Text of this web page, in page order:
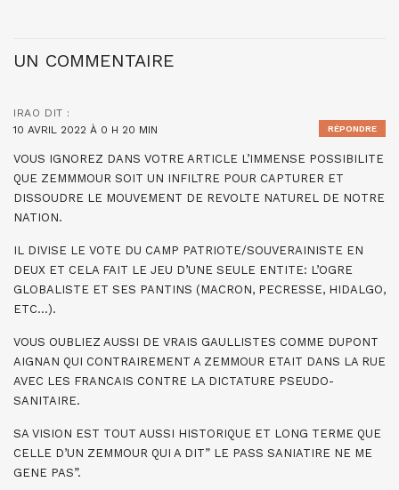
UN COMMENTAIRE
IRAO DIT :
10 AVRIL 2022 À 0 H 20 MIN
VOUS IGNOREZ DANS VOTRE ARTICLE L’IMMENSE POSSIBILITE
QUE ZEMMMOUR SOIT UN INFILTRE POUR CAPTURER ET
DISSOUDRE LE MOUVEMENT DE REVOLTE NATUREL DE NOTRE
NATION.
IL DIVISE LE VOTE DU CAMP PATRIOTE/SOUVERAINISTE EN
DEUX ET CELA FAIT LE JEU D’UNE SEULE ENTITE: L’OGRE
GLOBALISTE ET SES PANTINS (MACRON, PECRESSE, HIDALGO,
ETC…).
VOUS OUBLIEZ AUSSI DE VRAIS GAULLISTES COMME DUPONT
AIGNAN QUI CONTRAIREMENT A ZEMMOUR ETAIT DANS LA RUE
AVEC LES FRANCAIS CONTRE LA DICTATURE PSEUDO-
SANITAIRE.
SA VISION EST TOUT AUSSI HISTORIQUE ET LONG TERME QUE
CELLE D’UN ZEMMOUR QUI A DIT” LE PASS SANIATIRE NE ME
GENE PAS”.
RÉPONDRE